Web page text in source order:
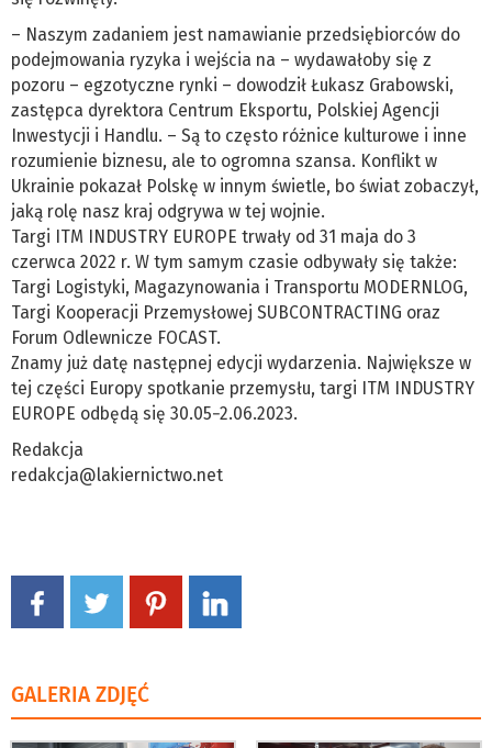
– Naszym zadaniem jest namawianie przedsiębiorców do
podejmowania ryzyka i wejścia na – wydawałoby się z
pozoru – egzotyczne rynki – dowodził Łukasz Grabowski,
zastępca dyrektora Centrum Eksportu, Polskiej Agencji
Inwestycji i Handlu. – Są to często różnice kulturowe i inne
rozumienie biznesu, ale to ogromna szansa. Konflikt w
Ukrainie pokazał Polskę w innym świetle, bo świat zobaczył,
jaką rolę nasz kraj odgrywa w tej wojnie.
Targi ITM INDUSTRY EUROPE trwały od 31 maja do 3
czerwca 2022 r. W tym samym czasie odbywały się także:
Targi Logistyki, Magazynowania i Transportu MODERNLOG,
Targi Kooperacji Przemysłowej SUBCONTRACTING oraz
Forum Odlewnicze FOCAST.
Znamy już datę następnej edycji wydarzenia. Największe w
tej części Europy spotkanie przemysłu, targi ITM INDUSTRY
EUROPE odbędą się 30.05−2.06.2023.
Redakcja
redakcja@lakiernictwo.net
GALERIA ZDJĘĆ